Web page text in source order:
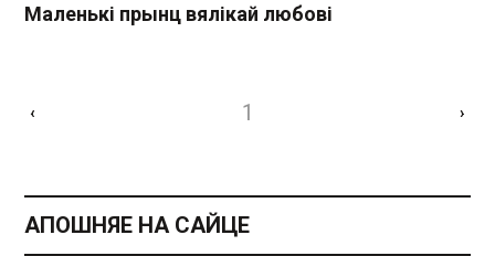
Маленькі прынц вялікай любові
‹ 1 ›
АПОШНЯЕ НА САЙЦЕ